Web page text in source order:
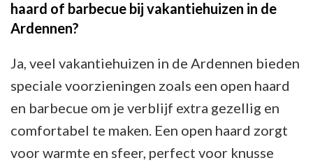
haard of barbecue bij vakantiehuizen in de
Ardennen?
Ja, veel vakantiehuizen in de Ardennen bieden
speciale voorzieningen zoals een open haard
en barbecue om je verblijf extra gezellig en
comfortabel te maken. Een open haard zorgt
voor warmte en sfeer, perfect voor knusse